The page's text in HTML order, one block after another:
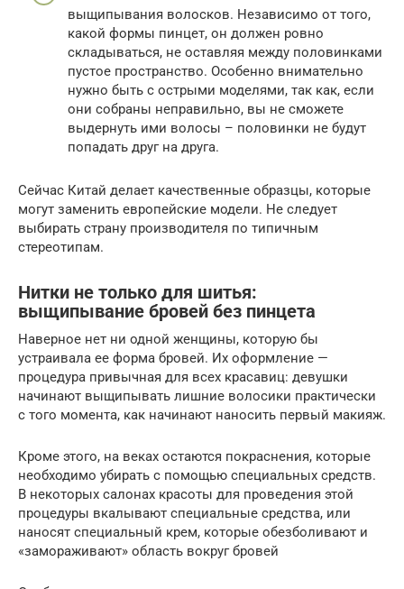
выщипывания волосков. Независимо от того,
какой формы пинцет, он должен ровно
складываться, не оставляя между половинками
пустое пространство. Особенно внимательно
нужно быть с острыми моделями, так как, если
они собраны неправильно, вы не сможете
выдернуть ими волосы – половинки не будут
попадать друг на друга.
Сейчас Китай делает качественные образцы, которые
могут заменить европейские модели. Не следует
выбирать страну производителя по типичным
стереотипам.
Нитки не только для шитья:
выщипывание бровей без пинцета
Наверное нет ни одной женщины, которую бы
устраивала ее форма бровей. Их оформление —
процедура привычная для всех красавиц: девушки
начинают выщипывать лишние волосики практически
с того момента, как начинают наносить первый макияж.
Кроме этого, на веках остаются покраснения, которые
необходимо убирать с помощью специальных средств.
В некоторых салонах красоты для проведения этой
процедуры вкалывают специальные средства, или
наносят специальный крем, которые обезболивают и
«замораживают» область вокруг бровей